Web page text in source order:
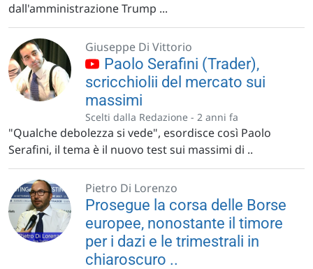
dall'amministrazione Trump ...
Giuseppe Di Vittorio
Paolo Serafini (Trader),
scricchiolii del mercato sui
massimi
Scelti dalla Redazione - 2 anni fa
"Qualche debolezza si vede", esordisce così Paolo
Serafini, il tema è il nuovo test sui massimi di ..
Pietro Di Lorenzo
Prosegue la corsa delle Borse
europee, nonostante il timore
per i dazi e le trimestrali in
chiaroscuro ..